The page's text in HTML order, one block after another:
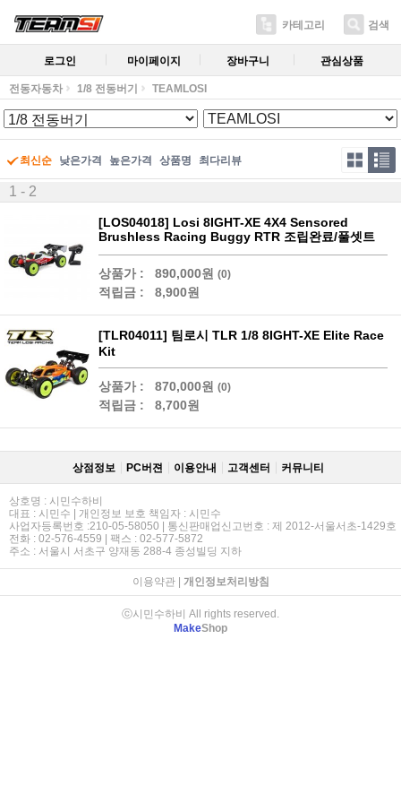
카테고리 검색
로그인 마이페이지 장바구니 관심상품
전동자동차 1/8 전동버기 TEAMLOSI
최신순 낮은가격 높은가격 상품명 최다리뷰
1 - 2
[LOS04018] Losi 8IGHT-XE 4X4 Sensored
Brushless Racing Buggy RTR 조립완료/풀셋트
상품가 : 890,000원 (0)
적립금 : 8,900원
[TLR04011] 팀로시 TLR 1/8 8IGHT-XE Elite Race
Kit
상품가 : 870,000원 (0)
적립금 : 8,700원
상점정보 PC버젼 이용안내 고객센터 커뮤니티
상호명 : 시민수하비
대표 : 시민수 | 개인정보 보호 책임자 : 시민수
사업자등록번호 :210-05-58050 | 통신판매업신고번호 : 제 2012-서울서초-1429호
전화 : 02-576-4559 | 팩스 : 02-577-5872
주소 : 서울시 서초구 양재동 288-4 종성빌딩 지하
이용약관| 개인정보처리방침
ⓒ시민수하비 All rights reserved.
MakeShop